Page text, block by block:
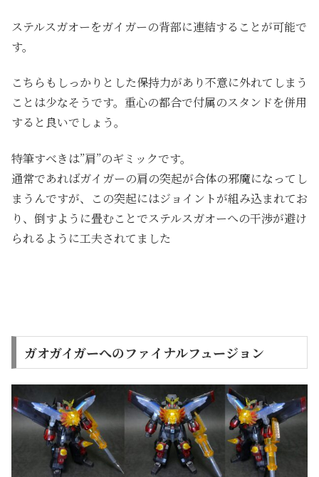
ステルスガオーをガイガーの背部に連結することが可能で
す。
こちらもしっかりとした保持力があり不意に外れてしまう
ことは少なそうです。重心の都合で付属のスタンドを併用
すると良いでしょう。
特筆すべきは”肩”のギミックです。
通常であればガイガーの肩の突起が合体の邪魔になってし
まうんですが、この突起にはジョイントが組み込まれてお
り、倒すように畳むことでステルスガオーへの干渉が避け
られるように工夫されてました
ガオガイガーへのファイナルフュージョン